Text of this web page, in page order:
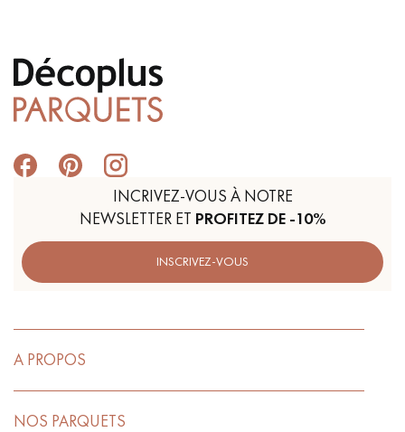
INCRIVEZ-VOUS À NOTRE
NEWSLETTER ET PROFITEZ DE -10%
INSCRIVEZ-VOUS
A PROPOS
NOS PARQUETS